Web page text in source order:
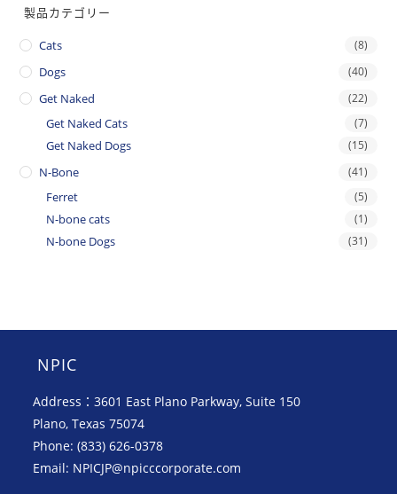
製品カテゴリー
Cats (8)
Dogs (40)
Get Naked (22)
Get Naked Cats (7)
Get Naked Dogs (15)
N-Bone (41)
Ferret (5)
N-bone cats (1)
N-bone Dogs (31)
NPIC
Address：3601 East Plano Parkway, Suite 150
Plano, Texas 75074
Phone: (833) 626-0378
Email: NPICJP@npicccorporate.com